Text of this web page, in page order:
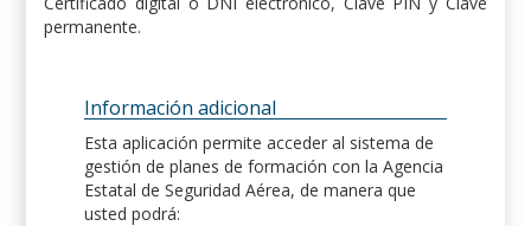
permanente.
Información adicional
Esta aplicación permite acceder al sistema de
gestión de planes de formación con la Agencia
Estatal de Seguridad Aérea, de manera que
usted podrá: